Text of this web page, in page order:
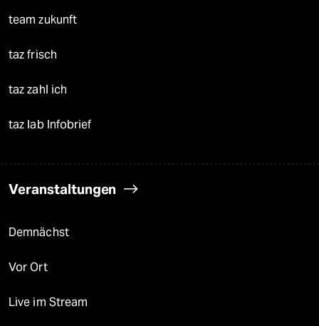
team zukunft
taz frisch
taz zahl ich
taz lab Infobrief
Veranstaltungen
Demnächst
Vor Ort
Live im Stream